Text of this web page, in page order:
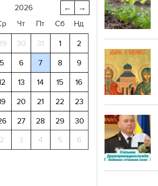
→
←
2026
Чт Пт Сб Нд
30 31 1
2
5 6 7 8
9
13 14 15
16
20 21 22
23
27 28 29
30
2 3 4 5 6